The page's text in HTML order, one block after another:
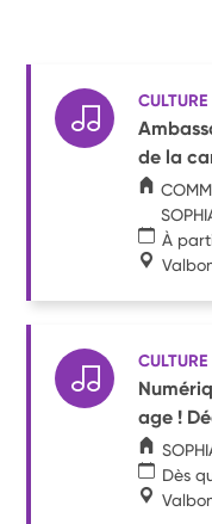
de la
À
age !
Dès